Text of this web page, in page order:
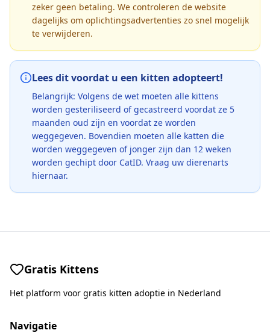
zeker geen betaling. We controleren de website
dagelijks om oplichtingsadvertenties zo snel mogelijk
te verwijderen.
Lees dit voordat u een kitten adopteert!
Belangrijk: Volgens de wet moeten alle kittens
worden gesteriliseerd of gecastreerd voordat ze 5
maanden oud zijn en voordat ze worden
weggegeven. Bovendien moeten alle katten die
worden weggegeven of jonger zijn dan 12 weken
worden gechipt door CatID. Vraag uw dierenarts
hiernaar.
Gratis Kittens
Het platform voor gratis kitten adoptie in Nederland
Navigatie